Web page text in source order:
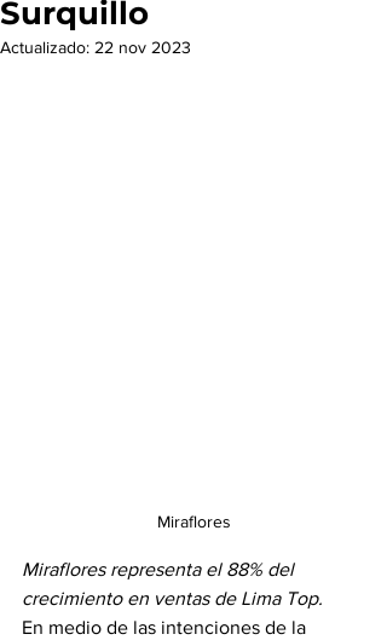
Surquillo
Actualizado: 22 nov 2023
Miraflores
Miraflores representa el 88% del
crecimiento en ventas de Lima Top.
En medio de las intenciones de la